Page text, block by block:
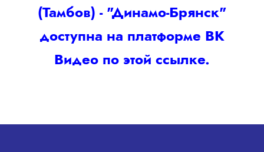
(Тамбов) - "Динамо-Брянск"
доступна на платформе ВК
Видео по этой ссылке.